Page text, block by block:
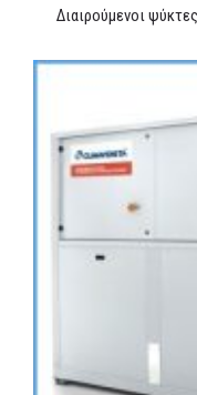
Διαιρούμενοι